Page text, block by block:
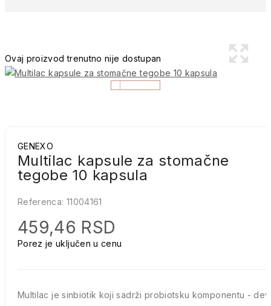
Ovaj proizvod trenutno nije dostupan
GENEXO
Multilac kapsule za stomačne
tegobe 10 kapsula
Referenca: 11004161
459,46 RSD
Porez je uključen u cenu
Multilac je sinbiotik koji sadrži probiotsku komponentu -